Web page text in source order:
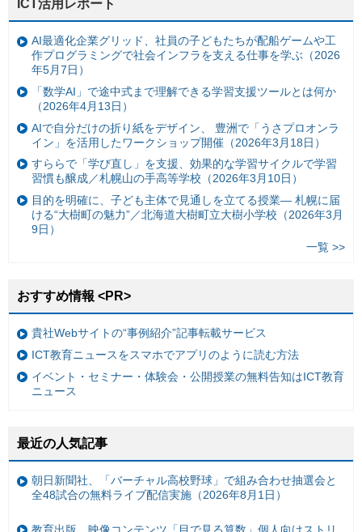
ICT活用レポート
AI最適化企業グリッド、社員の子どもたちが配船ゲームや工
作プログラミングで社会インフラを支える仕事を学ぶ（2026
年5月7日）
「数学AI」で途中式まで理解できる学習支援ツールとは何か
（2026年4月13日）
AIで自分だけの折り紙をデザイン、 豊洲で「うさプロオンラ
イン」を活用したワークショップ開催（2026年3月18日）
すららで「学び直し」を支援、効果的な学習サイクルで学習
習慣も醸成／札幌山の手高等学校（2026年3月10日）
目的を明確に、子ども主体で見通しを立てる授業— 札幌に届
ける“大樹町の魅力”／北海道大樹町立大樹小学校（2026年3月
9日）
一覧 >>
おすすめ情報 <PR>
貴社Webサイトの“事例紹介”記事転載サービス
ICT教育ニュースをスマホでアプリのように読む方法
イベント・セミナー・体験会・公開授業の無料告知はICT教育
ニュース
最近の人気記事
朝日新聞社、「バーチャル高校野球」で組み合わせ抽選会と
全48試合の無料ライブ配信実施（2026年8月1日）